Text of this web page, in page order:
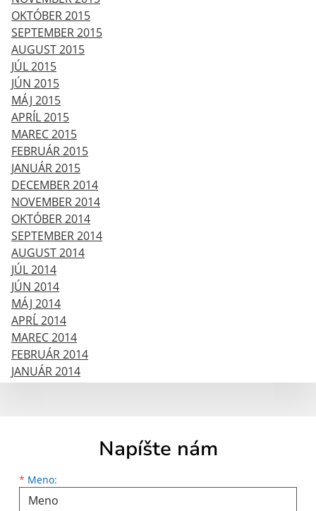
OKTÓBER 2015
SEPTEMBER 2015
AUGUST 2015
JÚL 2015
JÚN 2015
MÁJ 2015
APRÍL 2015
MAREC 2015
FEBRUÁR 2015
JANUÁR 2015
DECEMBER 2014
NOVEMBER 2014
OKTÓBER 2014
SEPTEMBER 2014
AUGUST 2014
JÚL 2014
JÚN 2014
MÁJ 2014
APRĹ 2014
MAREC 2014
FEBRUÁR 2014
JANUÁR 2014
Napíšte nám
* Meno:
Meno
Priezvisko
E-mailová adresa